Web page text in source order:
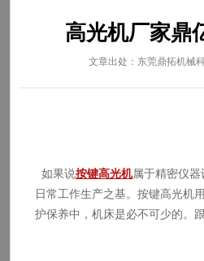
高光机厂家鼎
文章出处：东莞鼎拓机械
如果说按键高光机属于精密仪
日常工作生产之基。按键高光机
护保养中，机床是必不可少的。